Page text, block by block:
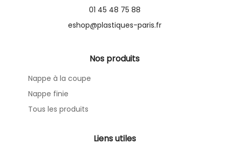
01 45 48 75 88
eshop@plastiques-paris.fr
Nos produits
Nappe à la coupe
Nappe finie
Tous les produits
Liens utiles